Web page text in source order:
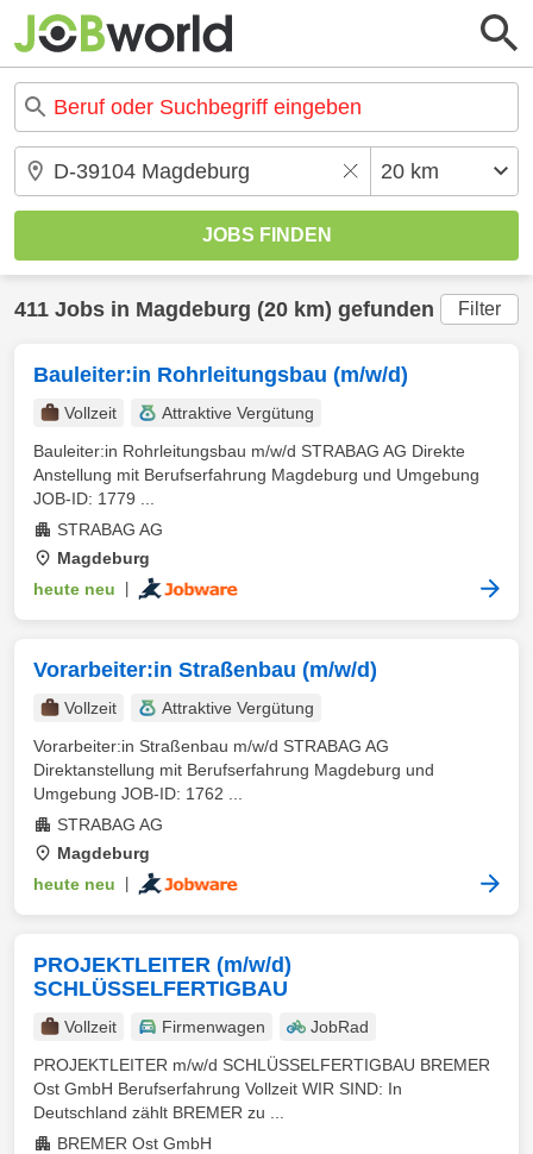
411 Jobs in Magdeburg (20 km) gefunden Filter
Bauleiter:in Rohrleitungsbau (m/w/d)
Vollzeit
Attraktive Vergütung
Bauleiter:in Rohrleitungsbau m/w/d STRABAG AG Direkte
Anstellung mit Berufserfahrung Magdeburg und Umgebung
JOB-ID: 1779 ...
STRABAG AG
Magdeburg
heute neu
Vorarbeiter:in Straßenbau (m/w/d)
Vollzeit
Attraktive Vergütung
Vorarbeiter:in Straßenbau m/w/d STRABAG AG
Direktanstellung mit Berufserfahrung Magdeburg und
Umgebung JOB-ID: 1762 ...
STRABAG AG
Magdeburg
heute neu
PROJEKTLEITER (m/w/d)
SCHLÜSSELFERTIGBAU
Vollzeit Firmenwagen
JobRad
PROJEKTLEITER m/w/d SCHLÜSSELFERTIGBAU BREMER
Ost GmbH Berufserfahrung Vollzeit WIR SIND: In
Deutschland zählt BREMER zu ...
BREMER Ost GmbH